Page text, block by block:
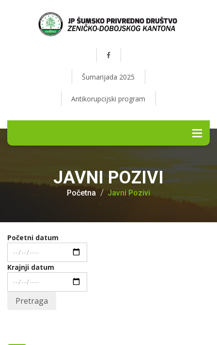
Šumarijada 2025
Antikorupcijski program
JAVNI POZIVI
Početna Javni Pozivi
Početni datum
Krajnji datum
Pretraga